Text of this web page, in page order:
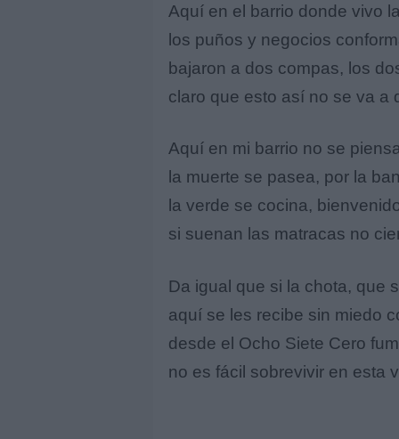
Aquí en el barrio donde vivo
los puños y negocios
bajaron a dos compas, los
claro que esto así no se va a
Aquí en mi barrio no se
la muerte se pasea, por la
la verde se cocina,
si suenan las matracas no
Da igual que si la chota, que
aquí se les recibe sin miedo
desde el Ocho Siete Cero
no es fácil sobrevivir en esta